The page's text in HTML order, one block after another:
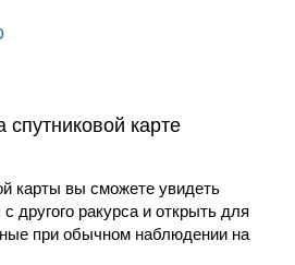
карте
карты вы сможете увидеть
другого ракурса и открыть для
при обычном наблюдении на